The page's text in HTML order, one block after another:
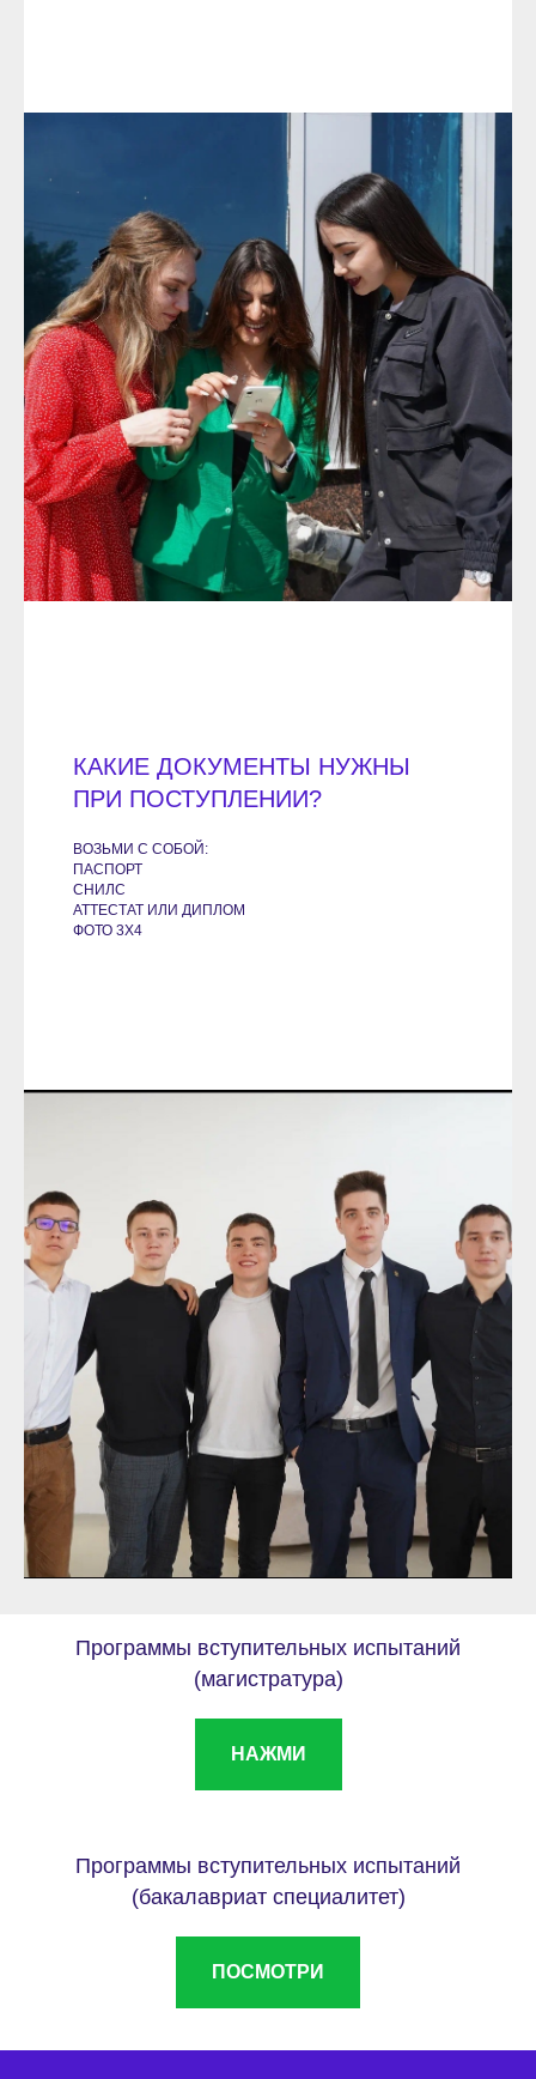
КАКИЕ ДОКУМЕНТЫ НУЖНЫ
ПРИ ПОСТУПЛЕНИИ?
ВОЗЬМИ С СОБОЙ:
ПАСПОРТ
СНИЛС
АТТЕСТАТ ИЛИ ДИПЛОМ
ФОТО 3Х4
Программы вступительных испытаний
(магистратура)
НАЖМИ
Программы вступительных испытаний
(бакалавриат специалитет)
ПОСМОТРИ